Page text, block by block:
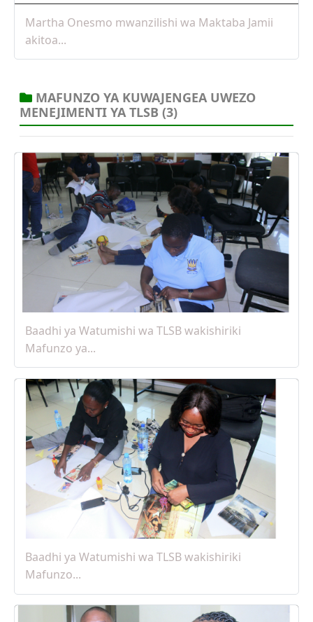
Martha Onesmo mwanzilishi wa Maktaba Jamii
akitoa...
MAFUNZO YA KUWAJENGEA UWEZO
MENEJIMENTI YA TLSB(3)
25 Apr, 2025
Baadhi ya Watumishi wa TLSB wakishiriki
Mafunzo ya...
Baadhi ya Watumishi wa TLSB wakishiriki
Mafunzo...